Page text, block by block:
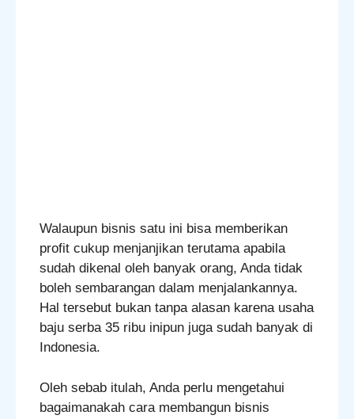
Walaupun bisnis satu ini bisa memberikan
profit cukup menjanjikan terutama apabila
sudah dikenal oleh banyak orang, Anda tidak
boleh sembarangan dalam menjalankannya.
Hal tersebut bukan tanpa alasan karena usaha
baju serba 35 ribu inipun juga sudah banyak di
Indonesia.
Oleh sebab itulah, Anda perlu mengetahui
bagaimanakah cara membangun bisnis